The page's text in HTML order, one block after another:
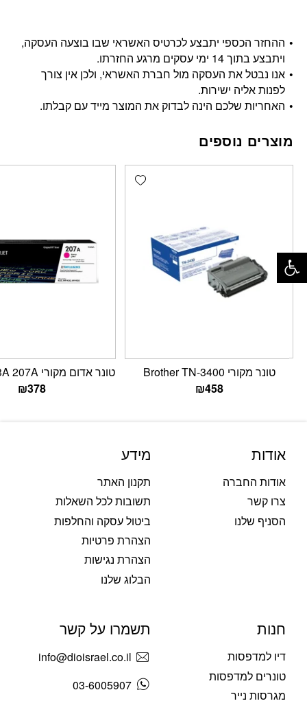
ההחזר הכספי יתבצע לכרטיס האשראי שבו בוצעה העסקה,
ויתבצע בתוך 14 ימי עסקים מרגע החזרתו.
אנו נבטל את העסקה מול חברת האשראי, ולכן אין צורך
לפנות אליה ישירות.
האחריות שלכם הינה לבדוק את המוצר מייד עם קבלתו.
מוצרים נוספים
Add wishlist
טונר מקורי Brother TN-3400
₪458
טונר אדום מקורי HP W2213A 207A
₪378
אודות
אודות החברה
צרו קשר
הסניף שלנו
מידע
תקנון האתר
תשובות לכל השאלות
ביטול עסקה והחלפות
הצהרת פרטיות
הצהרת נגישות
הבלוג שלנו
חנות
דיו למדפסות
טונרים למדפסות
מגרסות נייר
תשמרו על קשר
info@dioisrael.co.il
03-6005907
פתח סרגל נגישות